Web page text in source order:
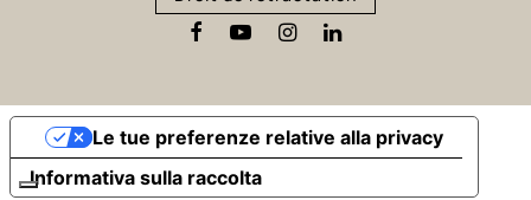
Informativa sulla raccolta
Le tue preferenze relative alla privacy